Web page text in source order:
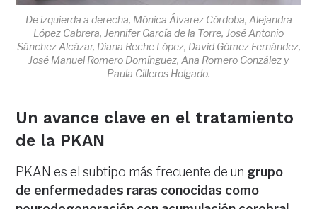
De izquierda a derecha, Mónica Álvarez Córdoba, Alejandra
López Cabrera, Jennifer García de la Torre, José Antonio
Sánchez Alcázar, Diana Reche López, David Gómez Fernández,
José Manuel Romero Domínguez, Ana Romero González y
Paula Cilleros Holgado.
Un avance clave en el tratamiento
de la PKAN
PKAN es el subtipo más frecuente de un grupo
de enfermedades raras conocidas como